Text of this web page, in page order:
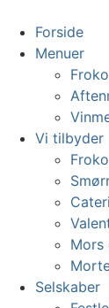
indhold
Forside
Menuer
Vi tilbyder
Mors
Selskaber